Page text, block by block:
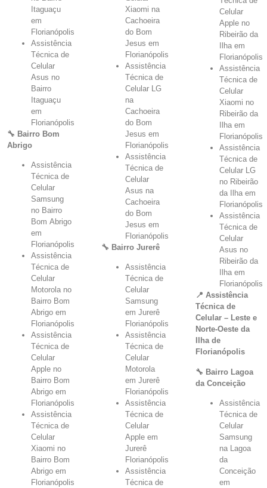
Itaguaçu
em
Florianópolis
Assistência
Técnica de
Celular
Asus no
Bairro
Itaguaçu
em
Florianópolis
🔧 Bairro Bom
Abrigo
Assistência
Técnica de
Celular
Samsung
no Bairro
Bom Abrigo
em
Florianópolis
Assistência
Técnica de
Celular
Motorola no
Bairro Bom
Abrigo em
Florianópolis
Assistência
Técnica de
Celular
Apple no
Bairro Bom
Abrigo em
Florianópolis
Assistência
Técnica de
Celular
Xiaomi no
Bairro Bom
Abrigo em
Florianópolis
Xiaomi na
Cachoeira
do Bom
Jesus em
Florianópolis
Assistência
Técnica de
Celular LG
na
Cachoeira
do Bom
Jesus em
Florianópolis
Assistência
Técnica de
Celular
Asus na
Cachoeira
do Bom
Jesus em
Florianópolis
🔧 Bairro Jurerê
Assistência
Técnica de
Celular
Samsung
em Jurerê
Florianópolis
Assistência
Técnica de
Celular
Motorola
em Jurerê
Florianópolis
Assistência
Técnica de
Celular
Apple em
Jurerê
Florianópolis
Assistência
Técnica de
Celular
Apple no
Ribeirão da
Ilha em
Florianópolis
Assistência
Técnica de
Celular
Xiaomi no
Ribeirão da
Ilha em
Florianópolis
Assistência
Técnica de
Celular LG
no Ribeirão
da Ilha em
Florianópolis
Assistência
Técnica de
Celular
Asus no
Ribeirão da
Ilha em
Florianópolis
📍 Assistência
Técnica de
Celular – Leste e
Norte-Oeste da
Ilha de
Florianópolis
🔧 Bairro Lagoa
da Conceição
Assistência
Técnica de
Celular
Samsung
na Lagoa
da
Conceição
em